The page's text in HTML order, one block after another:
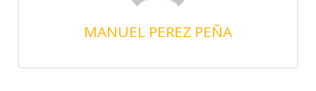
MANUEL PEREZ PEÑA